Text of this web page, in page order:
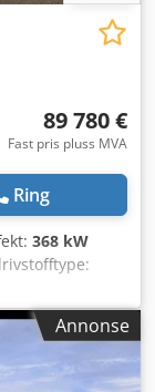
89 780 €
Fast pris pluss MVA
Ring
368 kW
, Utstyr:ABS,
(ESP),Annonse